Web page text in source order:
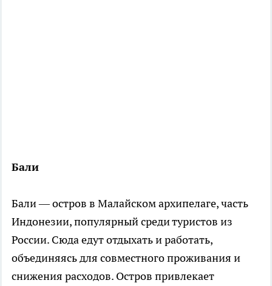
Бали
Бали — остров в Малайском архипелаге, часть
Индонезии, популярный среди туристов из
России. Сюда едут отдыхать и работать,
объединяясь для совместного проживания и
снижения расходов. Остров привлекает